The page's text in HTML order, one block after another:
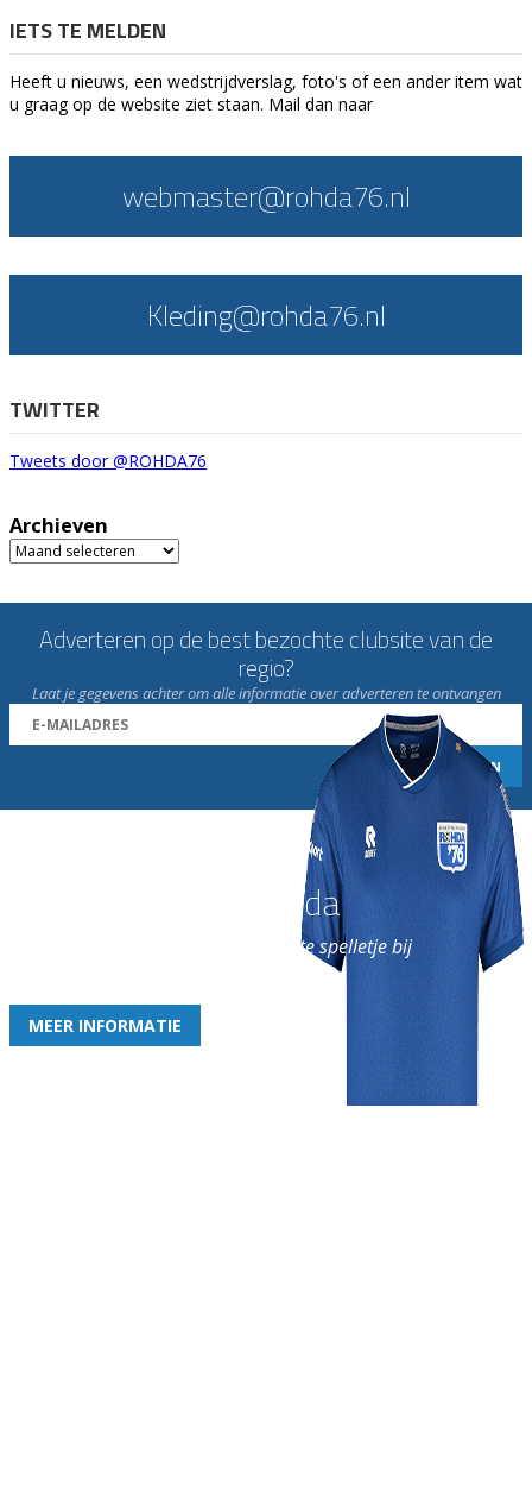
IETS TE MELDEN
Heeft u nieuws, een wedstrijdverslag, foto's of een ander item wat
u graag op de website ziet staan. Mail dan naar
webmaster@rohda76.nl
Kleding@rohda76.nl
TWITTER
Tweets door @ROHDA76
Archieven
Archieven
Adverteren op de best bezochte clubsite van de
regio?
Laat je gegevens achter om alle informatie over adverteren te ontvangen
Word nu lid van Rohda
en geniet iedere week van het leukste spelletje bij
MEER INFORMATIE